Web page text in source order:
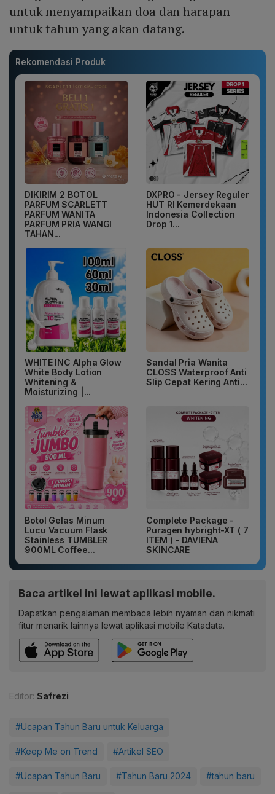
untuk menyampaikan doa dan harapan
untuk tahun yang akan datang.
Rekomendasi Produk
DIKIRIM 2 BOTOL
PARFUM SCARLETT
PARFUM WANITA
PARFUM PRIA WANGI
TAHAN...
DXPRO - Jersey Reguler
HUT RI Kemerdekaan
Indonesia Collection
Drop 1...
WHITE INC Alpha Glow
White Body Lotion
Whitening &
Moisturizing |...
Sandal Pria Wanita
CLOSS Waterproof Anti
Slip Cepat Kering Anti...
Botol Gelas Minum
Lucu Vacuum Flask
Stainless TUMBLER
900ML Coffee...
Complete Package -
Puragen hybright-XT ( 7
ITEM ) - DAVIENA
SKINCARE
Baca artikel ini lewat aplikasi mobile.
Dapatkan pengalaman membaca lebih nyaman dan nikmati
fitur menarik lainnya lewat aplikasi mobile Katadata.
Editor: Safrezi
#Ucapan Tahun Baru untuk Keluarga
#Keep Me on Trend #Artikel SEO
#Ucapan Tahun Baru #Tahun Baru 2024 #tahun baru